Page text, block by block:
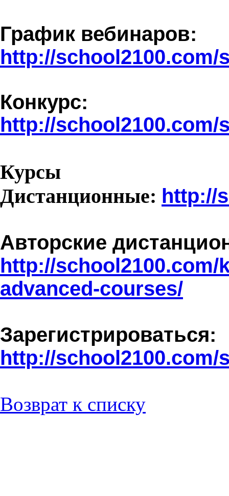
График вебинаров:
http://school2100.com/
Конкурс:
http://school2100.com/
Курсы
Дистанционные: http://
Авторские
http://school2100.com/
advanced-courses/
Зарегистрироваться:
http://school2100.com/
Возврат к списку